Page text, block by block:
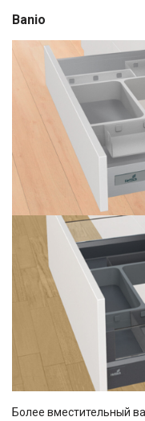
Banio
Более вместительный